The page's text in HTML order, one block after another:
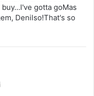
gotta goMas
Denilso!That's so